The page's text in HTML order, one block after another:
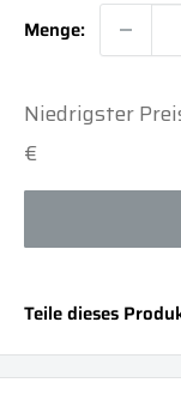
Menge:
Niedrigster
€
Teile dieses